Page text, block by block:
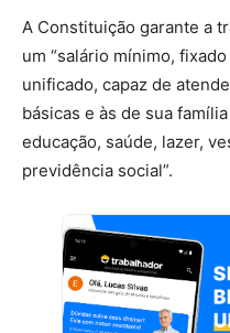
A Constituição garante a
um “salário mínimo,
unificado, capaz de
básicas e às de sua
educação, saúde, lazer,
previdência social”.